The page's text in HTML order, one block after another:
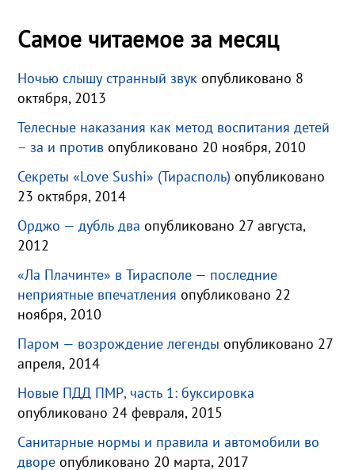
Самое читаемое за месяц
Ночью слышу странный звук опубликовано 8
октября, 2013
Телесные наказания как метод воспитания детей
– за и против опубликовано 20 ноября, 2010
Секреты «Love Sushi» (Тирасполь) опубликовано
23 октября, 2014
Орджо — дубль два опубликовано 27 августа,
2012
«Ла Плачинте» в Тирасполе — последние
неприятные впечатления опубликовано 22
ноября, 2010
Паром — возрождение легенды опубликовано 27
апреля, 2014
Новые ПДД ПМР, часть 1: буксировка
опубликовано 24 февраля, 2015
Санитарные нормы и правила и автомобили во
дворе опубликовано 20 марта, 2017